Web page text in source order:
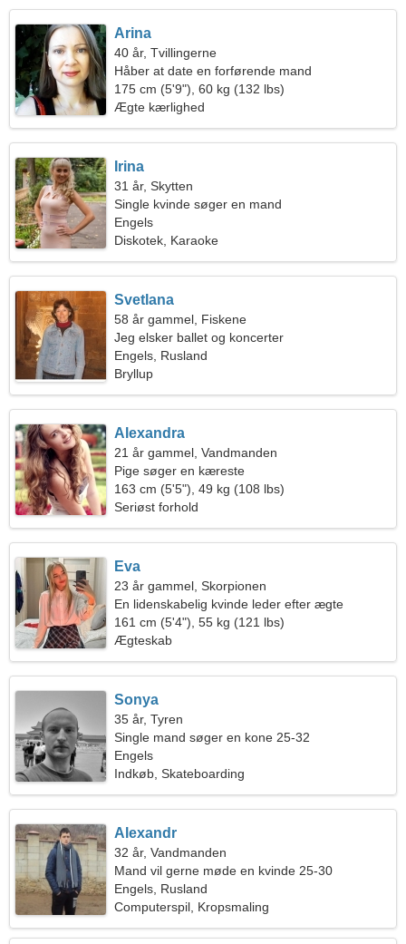
Arina
40 år, Tvillingerne
Håber at date en forførende mand
175 cm (5'9"), 60 kg (132 lbs)
Ægte kærlighed
Irina
31 år, Skytten
Single kvinde søger en mand
Engels
Diskotek, Karaoke
Svetlana
58 år gammel, Fiskene
Jeg elsker ballet og koncerter
Engels, Rusland
Bryllup
Alexandra
21 år gammel, Vandmanden
Pige søger en kæreste
163 cm (5'5"), 49 kg (108 lbs)
Seriøst forhold
Eva
23 år gammel, Skorpionen
En lidenskabelig kvinde leder efter ægte
kærlighed
161 cm (5'4"), 55 kg (121 lbs)
Ægteskab
Sonya
35 år, Tyren
Single mand søger en kone 25-32
Engels
Indkøb, Skateboarding
Alexandr
32 år, Vandmanden
Mand vil gerne møde en kvinde 25-30
Engels, Rusland
Computerspil, Kropsmaling